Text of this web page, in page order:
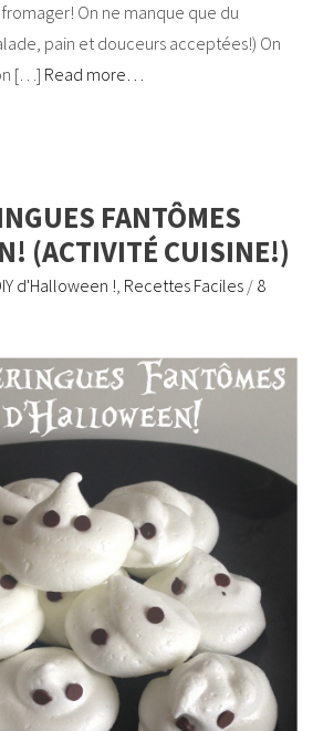
fromager! On ne manque que du
pain et douceurs acceptées!) On
[…] Read more…
FANTÔMES
(ACTIVITÉ CUISINE!)
d'Halloween !, Recettes Faciles / 8